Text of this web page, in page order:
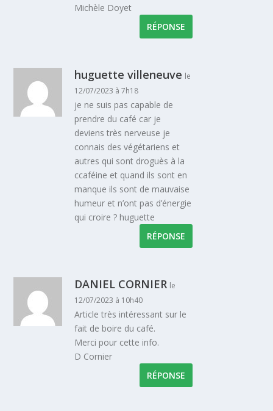
Michèle Doyet
RÉPONSE
huguette villeneuve le
12/07/2023 à 7h18
je ne suis pas capable de
prendre du café car je
deviens très nerveuse je
connais des végétariens et
autres qui sont droguès à la
ccaféine et quand ils sont en
manque ils sont de mauvaise
humeur et n’ont pas d’énergie
qui croire ? huguette
RÉPONSE
DANIEL CORNIER le
12/07/2023 à 10h40
Article très intéressant sur le
fait de boire du café.
Merci pour cette info.
D Cornier
RÉPONSE